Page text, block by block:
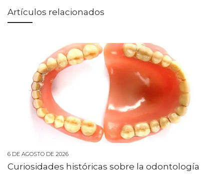
Artículos relacionados
6 DE AGOSTO DE 2026
Curiosidades históricas sobre la odontología